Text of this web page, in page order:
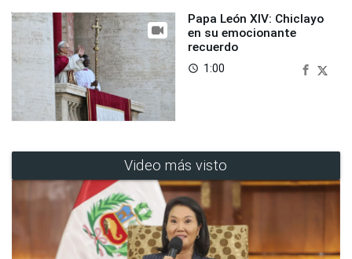
Papa León XIV: Chiclayo
en su emocionante
recuerdo
access_time 1:00
Video más visto